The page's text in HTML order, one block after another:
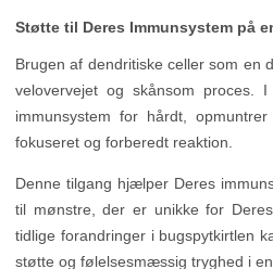
Støtte til Deres Immunsystem på
Brugen af dendritiske celler som en
velovervejet og skånsom proces.
immunsystem for hårdt,
fokuseret og forberedt reaktion.
Denne tilgang hjælper Deres
til mønstre, der er unikke for
tidlige forandringer i bugspytkirtlen
støtte og følelsesmæssig tryghed i